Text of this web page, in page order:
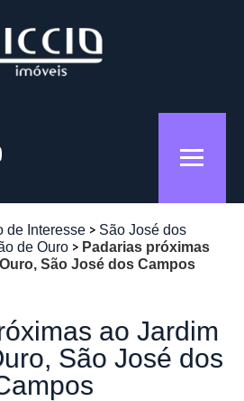
de Interesse
São José dos
de Ouro
Padarias próximas
São José dos Campos
ao Jardim
São José dos